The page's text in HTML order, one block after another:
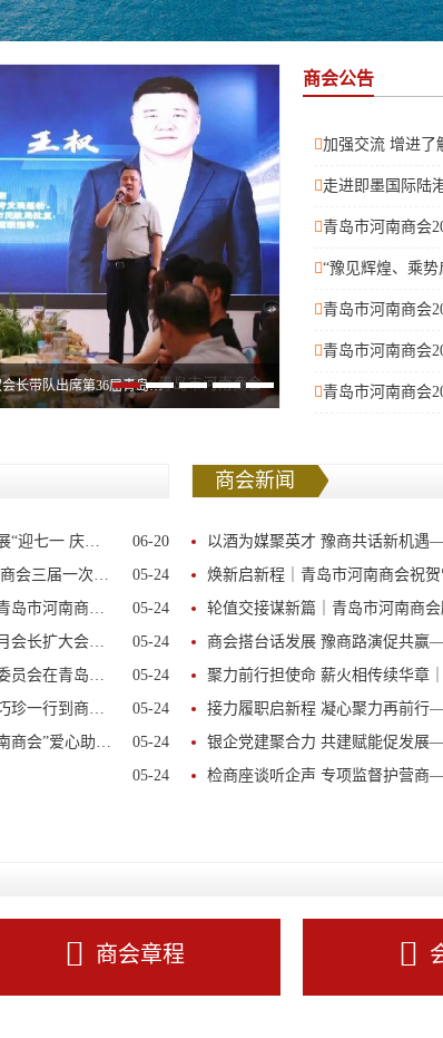
以酒为媒聚英才 豫商共话新机遇——王权会长带队出席第36届青岛国际啤酒节人才主题论坛
商会公告
加强交流 增进了解 创造机会 |
走进即墨国际陆港，共谋智慧物流
青岛市河南商会
“豫见辉煌、乘势启航” 青岛市河南商会
青岛市河南商会
青岛市河南商会
青岛市河南商会
06-20
周年” 主题党日活动
05-24
员大会胜利召开
05-24
商会指导工作
05-24
秀表彰会议胜利召开
05-24
中被确定为首批“五星级党支部”
05-24
商会调研座谈
05-24
学千牵行“活动
05-24
商会新闻
以酒为媒聚英才 豫商共话新机遇——王权会长带队出席第36届
焕新启新程｜青岛市河南商会祝贺常务副会长单位
轮值交接谋新篇｜青岛市河南商会顺利召开 七
商会搭台话发展 豫商路演促共赢——会员单位翟晓军
聚力前行担使命 薪火相传续华章｜青岛市河南商会
接力履职启新程 凝心聚力再前行——商会圆满召开六月
银企党建聚合力 共建赋能促发展——青岛市农商银行李沧区九水东路支行赴
检商座谈听企声 专项监督护营商——青岛市检察院莅临青
商会章程